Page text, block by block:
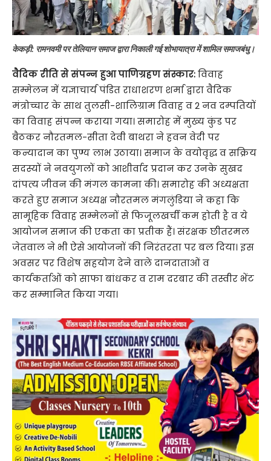
केकड़ी: रामनवमी पर तेलियान समाज द्वारा निकाली गई शोभायात्रा में शामिल समाजबंधु।
वैदिक रीति से संपन्न हुआ पाणिग्रहण संस्कार:विवाह
सम्मेलन में यज्ञाचार्य पंडित राधाशरण शर्मा द्वारा वैदिक
मंत्रोच्चार के साथ तुलसी-शालिग्राम विवाह व 2 नव दम्पतियों
का विवाह संपन्न कराया गया। समारोह में मुख्य कुंड पर
बैठकर नौरतमल-सीता देवी बाथरा ने हवन वेदी पर
कन्यादान का पुण्य लाभ उठाया। समाज के वयोवृद्ध व सक्रिय
सदस्यों ने नवयुगलों को आशीर्वाद प्रदान कर उनके सुखद
दांपत्य जीवन की मंगल कामना की। समारोह की अध्यक्षता
करते हुए समाज अध्यक्ष नौरतमल मंगलुंडिया ने कहा कि
सामूहिक विवाह सम्मेलनों से फिजूलखर्ची कम होती है व ये
आयोजन समाज की एकता का प्रतीक हैं। संरक्षक छीतरमल
जेतवाल ने भी ऐसे आयोजनों की निरंतरता पर बल दिया। इस
अवसर पर विशेष सहयोग देने वाले दानदाताओं व
कार्यकर्ताओं को साफा बांधकर व राम दरबार की तस्वीर भेंट
कर सम्मानित किया गया।